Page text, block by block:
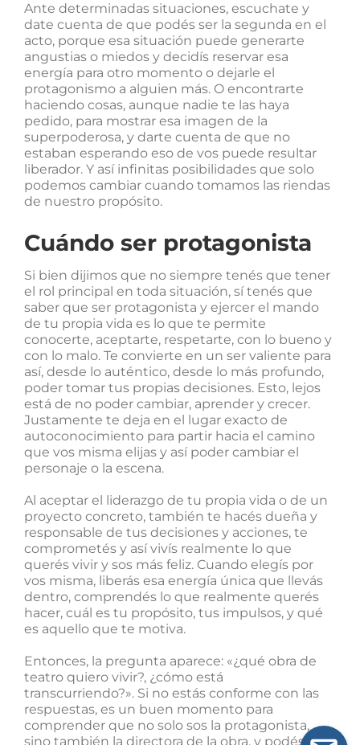
Ante determinadas situaciones, escuchate y
date cuenta de que podés ser la segunda en el
acto, porque esa situación puede generarte
angustias o miedos y decidís reservar esa
energía para otro momento o dejarle el
protagonismo a alguien más. O encontrarte
haciendo cosas, aunque nadie te las haya
pedido, para mostrar esa imagen de la
superpoderosa, y darte cuenta de que no
estaban esperando eso de vos puede resultar
liberador. Y así infinitas posibilidades que solo
podemos cambiar cuando tomamos las riendas
de nuestro propósito.
Cuándo ser protagonista
Si bien dijimos que no siempre tenés que tener
el rol principal en toda situación, sí tenés que
saber que ser protagonista y ejercer el mando
de tu propia vida es lo que te permite
conocerte, aceptarte, respetarte, con lo bueno y
con lo malo. Te convierte en un ser valiente para
así, desde lo auténtico, desde lo más profundo,
poder tomar tus propias decisiones. Esto, lejos
está de no poder cambiar, aprender y crecer.
Justamente te deja en el lugar exacto de
autoconocimiento para partir hacia el camino
que vos misma elijas y así poder cambiar el
personaje o la escena.
Al aceptar el liderazgo de tu propia vida o de un
proyecto concreto, también te hacés dueña y
responsable de tus decisiones y acciones, te
comprometés y así vivís realmente lo que
querés vivir y sos más feliz. Cuando elegís por
vos misma, liberás esa energía única que llevás
dentro, comprendés lo que realmente querés
hacer, cuál es tu propósito, tus impulsos, y qué
es aquello que te motiva.
Entonces, la pregunta aparece: «¿qué obra de
teatro quiero vivir?, ¿cómo está
transcurriendo?». Si no estás conforme con las
respuestas, es un buen momento para
comprender que no solo sos la protagonista,
sino también la directora de la obra, y podés,